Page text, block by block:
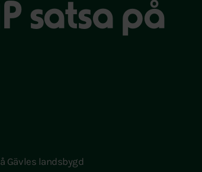
satsa på
Gävles landsbygd